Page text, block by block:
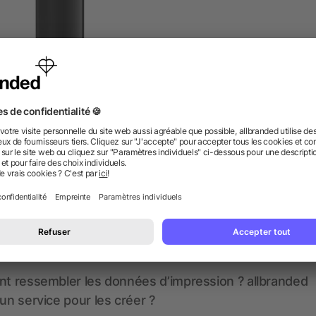
J25 All Black Briquet
des questions ? Nous avons les
ressembler les données d’impression ? allbranded
service pour les créer ?